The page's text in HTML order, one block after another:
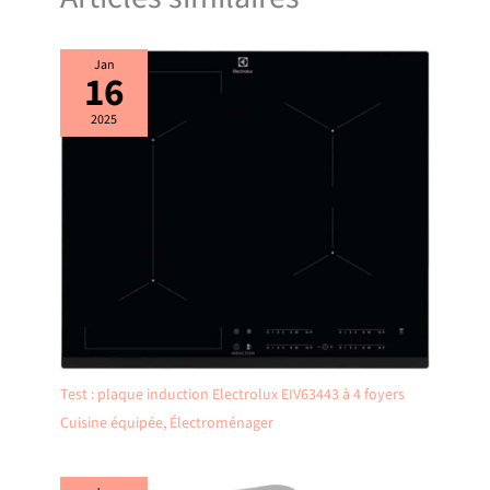
bottom of the kettle. This
expected for all electric
water kettles. Stagg EKG Pro
is not dishwasher safe.
Jan
16
2025
Test : plaque induction Electrolux EIV63443 à 4 foyers
Cuisine équipée, Électroménager